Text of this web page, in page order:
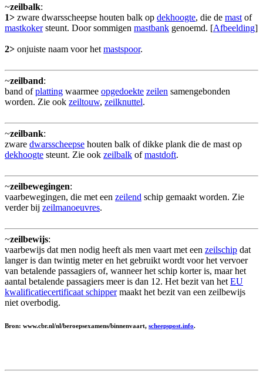
~zeilbalk:
1> zware dwarsscheepse houten balk op dekhoogte, die de mast of
mastkokersteunt. Door sommigen mastbank genoemd. [Afbeelding]
2> onjuiste naam voor het mastspoor.
~zeilband:
band ofplatting waarmee opgedoekte zeilen samengebonden
worden. Zie ook zeiltouw, zeilknuttel.
~zeilbank:
zware dwarsscheepse houten balk of dikke plank die de mast op
dekhoogte steunt. Zie ook zeilbalk ofmastdoft.
~zeilbewegingen:
vaarbewegingen, die met een zeilend schip gemaakt worden. Zie
verder bij zeilmanoeuvres.
~zeilbewijs:
vaarbewijs dat men nodig heeft als men vaart met een zeilschip dat
langer is dan twintig meter en het gebruikt wordt voor het vervoer
van betalende passagiers of, wanneer het schip korter is, maar het
aantal betalende passagiers meer is dan 12. Het bezit van het EU
kwalificatiecertificaat schippermaakt het bezit van een zeilbewijs
niet overbodig.
Bron: www.cbr.nl/nl/beroepsexamens/binnenvaart, scheepspost.info.